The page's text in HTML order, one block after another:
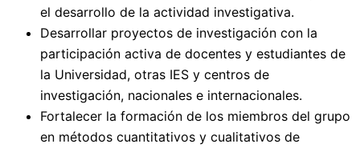
el desarrollo de la actividad investigativa.
Desarrollar proyectos de investigación con la
participación activa de docentes y estudiantes de
la Universidad, otras IES y centros de
investigación, nacionales e internacionales.
Fortalecer la formación de los miembros del grupo
en métodos cuantitativos y cualitativos de